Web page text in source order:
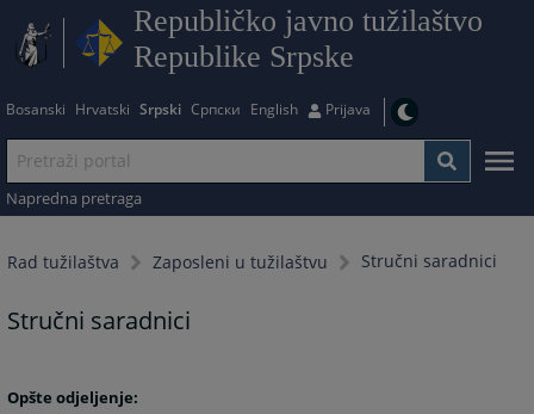
Republičko javno tužilaštvo
Republike Srpske
Bosanski Hrvatski Srpski Српски English Prijava
Napredna pretraga
Rad tužilaštva Zaposleni u tužilaštvu Stručni saradnici
Stručni saradnici
Opšte odjeljenje: